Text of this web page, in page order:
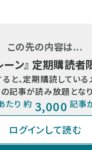
この先の内容は...
ーン』 定期購読者
ると、定期購読している
記事が読み放題となり
たり 約 3,000 記事
ログインして読む